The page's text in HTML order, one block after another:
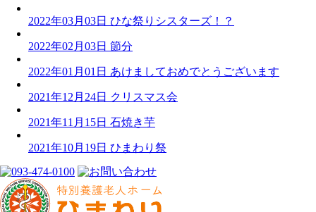
2022年03月03日 ひな祭りシスターズ！？
2022年02月03日 節分
2022年01月01日 あけましておめでとうございます
2021年12月24日 クリスマス会
2021年11月15日 石焼き芋
2021年10月19日 ひまわり祭